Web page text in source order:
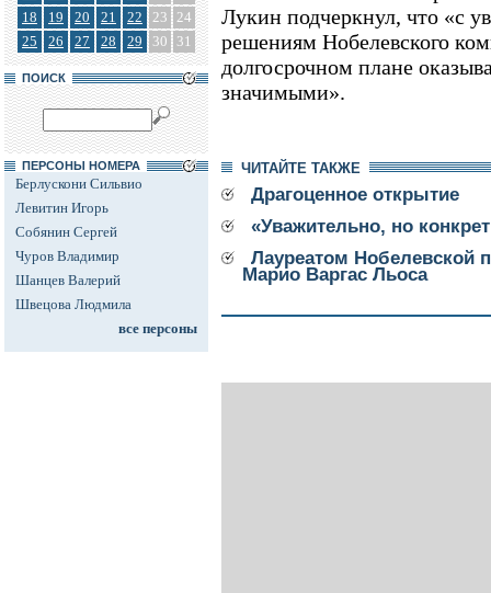
18
19 20 21 22 23 24
25
26 27 28 29 30 31
ПОИСК
ПЕРСОНЫ НОМЕРА
Берлускони Сильвио
Левитин Игорь
Собянин Сергей
Чуров Владимир
Шанцев Валерий
Швецова Людмила
все персоны
Лукин подчеркнул, что «с
решениям Нобелевского
долгосрочном плане
значимыми».
ЧИТАЙТЕ ТАКЖЕ
Драгоценное открытие
«Уважительно, но
Лауреатом Нобелевской
Марио Варгас Льоса